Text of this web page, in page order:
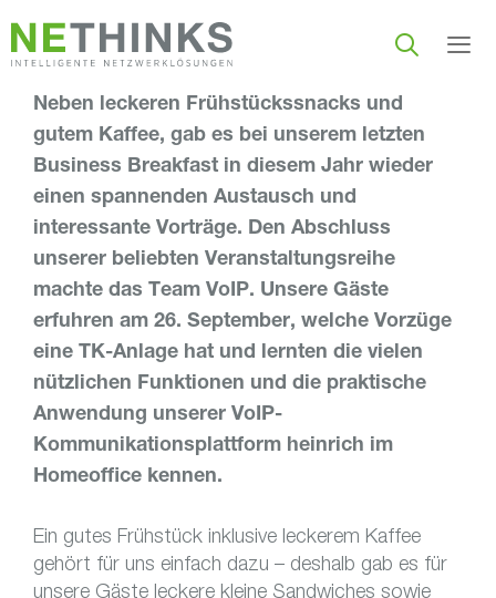
Inhalt
springen
Neben leckeren Frühstückssnacks und
gutem Kaffee, gab es bei unserem letzten
Business Breakfast in diesem Jahr wieder
einen spannenden Austausch und
interessante Vorträge. Den Abschluss
unserer beliebten Veranstaltungsreihe
machte das Team VoIP. Unsere Gäste
erfuhren am 26. September, welche Vorzüge
eine TK-Anlage hat und lernten die vielen
nützlichen Funktionen und die praktische
Anwendung unserer VoIP-
Kommunikationsplattform heinrich im
Homeoffice kennen.
Ein gutes Frühstück inklusive leckerem Kaffee
gehört für uns einfach dazu – deshalb gab es für
unsere Gäste leckere kleine Sandwiches sowie